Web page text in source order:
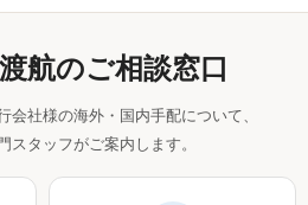
航のご相談窓口
会社様の海外・国内手配について、
スタッフがご案内します。